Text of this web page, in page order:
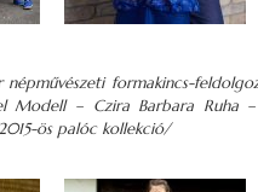
formakincs-
Modell – Czira Barbara Ruha
ös palóc kollekció/